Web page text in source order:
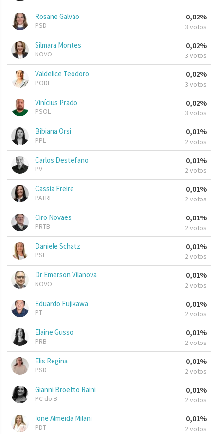
Rosane Galvão
PSD
0,02%
3 votos
Silmara Montes
NOVO
0,02%
3 votos
Valdelice Teodoro
PODE
0,02%
3 votos
Vinícius Prado
PSOL
0,02%
3 votos
Bibiana Orsi
PPL
0,01%
2 votos
Carlos Destefano
PV
0,01%
2 votos
Cassia Freire
PATRI
0,01%
2 votos
Ciro Novaes
PRTB
0,01%
2 votos
Daniele Schatz
PSL
0,01%
2 votos
Dr Emerson Vilanova
NOVO
0,01%
2 votos
Eduardo Fujikawa
PT
0,01%
2 votos
Elaine Gusso
PRB
0,01%
2 votos
Elis Regina
PSD
0,01%
2 votos
Gianni Broetto Raini
PC do B
0,01%
2 votos
Ione Almeida Milani
PDT
0,01%
2 votos